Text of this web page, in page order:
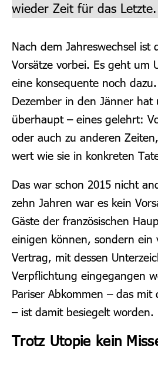
wieder Zeit für das Letzte.
Nach dem Jahreswechsel ist
Vorsätze vorbei. Es geht um
eine konsequente noch
Dezember in den Jänner hat
überhaupt – eines gelehrt:
oder auch zu anderen
wert wie sie in konkreten
Das war schon 2015 nicht
zehn Jahren war es kein
Gäste der französischen
einigen können, sondern ein
Vertrag, mit dessen
Verpflichtung eingegangen
Pariser Abkommen – das mit
– ist damit besiegelt worden.
Trotz Utopie kein